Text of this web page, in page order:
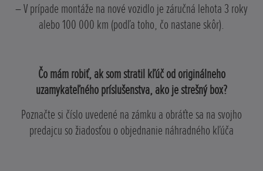
– V prípade montáže na nové vozidlo je záručná lehota 3 roky
alebo 100 000 km (podľa toho, čo nastane skôr).
Čo mám robiť, ak som stratil kľúč od originálneho
uzamykateľného príslušenstva, ako je strešný box?
Poznačte si číslo uvedené na zámku a obráťte sa na svojho
predajcu so žiadosťou o objednanie náhradného kľúča